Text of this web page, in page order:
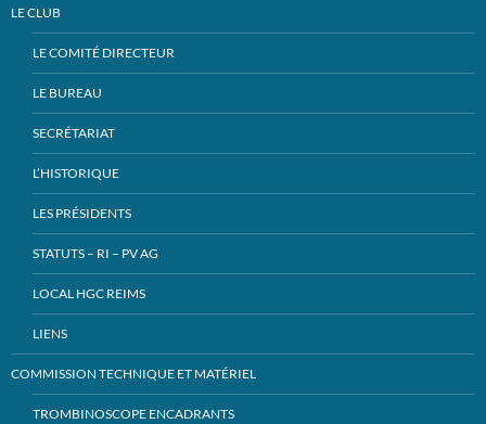
LE CLUB
LE COMITÉ DIRECTEUR
LE BUREAU
SECRÉTARIAT
L’HISTORIQUE
LES PRÉSIDENTS
STATUTS – RI – PV AG
LOCAL HGC REIMS
LIENS
COMMISSION TECHNIQUE ET MATÉRIEL
TROMBINOSCOPE ENCADRANTS